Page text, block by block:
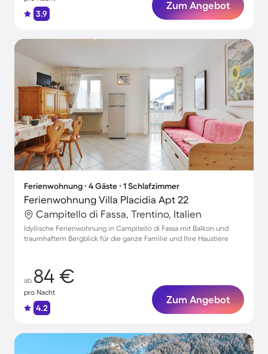
3.9
Zum Angebot
Ferienwohnung ∙ 4 Gäste ∙ 1 Schlafzimmer
Ferienwohnung Villa Placidia Apt 22
Campitello di Fassa, Trentino, Italien
Idyllische Ferienwohnung in Campitello di Fassa mit Balkon und
traumhaftem Bergblick für die ganze Familie und Ihre Haustiere
ab 84 €
pro Nacht
4.2
Zum Angebot